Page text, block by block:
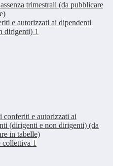
trimestrali (da pubblicare
e autorizzati ai dipendenti
dirigenti) 1
conferiti e autorizzati ai
(dirigenti e non dirigenti) (da
in tabelle)
collettiva 1